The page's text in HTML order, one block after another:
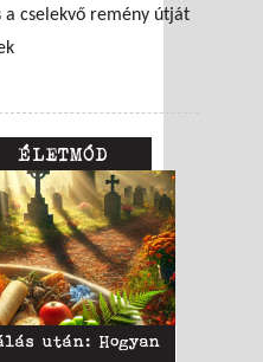
a cselekvő remény útját
ÉLETMÓD
után: Hogyan